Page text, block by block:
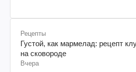
Рецепты
Густой, как мармелад: рецепт
на сковороде
Вчера